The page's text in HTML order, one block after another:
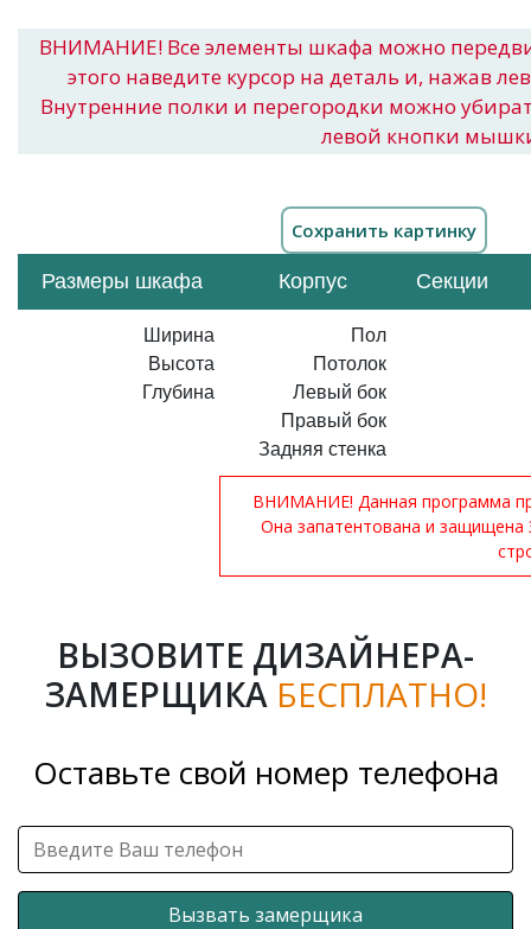
ВНИМАНИЕ! Все элементы шкафа можно
этого наведите курсор на деталь и, нажав
Внутренние полки и перегородки можно
левой кнопки
Размеры шкафа Корпус Секции
Ширина
Высота
Глубина
Пол
Потолок
Левый бок
Правый бок
Задняя стенка
ВНИМАНИЕ! Данная программа
Она запатентована и
ВЫЗОВИТЕ ДИЗАЙНЕРА-
ЗАМЕРЩИКА БЕСПЛАТНО!
Оставьте свой номер телефона
Вызвать замерщика